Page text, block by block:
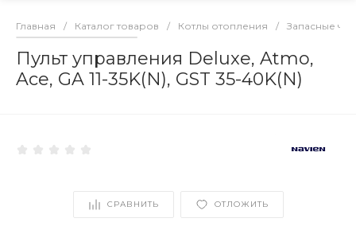
Главная / Каталог товаров / Котлы отопления / Запасные
Пульт управления Deluxe, Atmo,
Ace, GA 11-35K(N), GST 35-40K(N)
СРАВНИТЬ ОТЛОЖИТЬ